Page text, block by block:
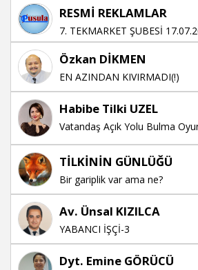
RESMİ REKLAMLAR
7. TEKMARKET ŞUBESİ
Özkan DİKMEN
EN AZINDAN KIVIRMADI(!)
Habibe Tilki UZEL
Vatandaş Açık Yolu Bulma
TİLKİNİN GÜNLÜĞÜ
Bir gariplik var ama ne?
Av. Ünsal KIZILCA
YABANCI İŞÇİ-3
Dyt. Emine GÖRÜCÜ